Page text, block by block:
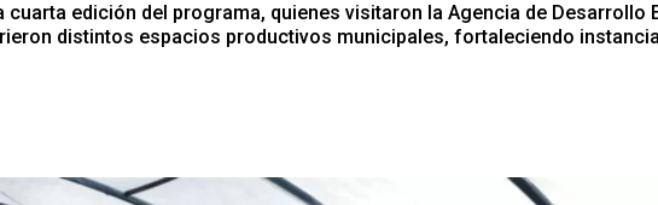
edición del programa, quienes visitaron la Agencia de Desarrollo
distintos espacios productivos municipales, fortaleciendo